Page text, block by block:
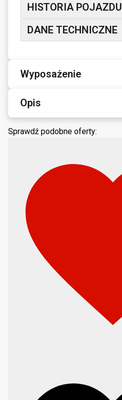
HISTORIA POJAZDU
DANE TECHNICZNE
Wyposażenie
Opis
Sprawdź podobne oferty: